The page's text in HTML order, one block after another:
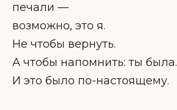
печали —
возможно, это я.
Не чтобы вернуть.
А чтобы напомнить: ты была.
И это было по-настоящему.